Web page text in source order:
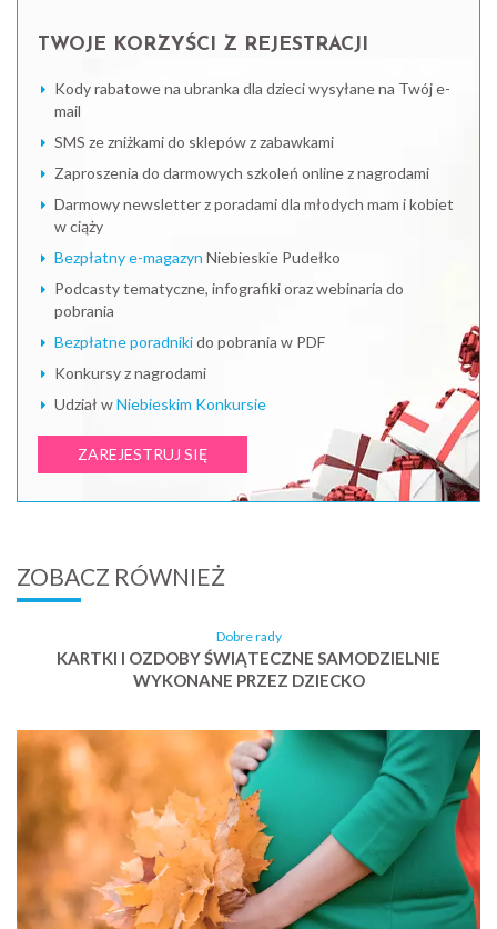
TWOJE KORZYŚCI Z REJESTRACJI
Kody rabatowe na ubranka dla dzieci wysyłane na Twój e-
mail
SMS ze zniżkami do sklepów z zabawkami
Zaproszenia do darmowych szkoleń online z nagrodami
Darmowy newsletter z poradami dla młodych mam i kobiet
w ciąży
Bezpłatny e-magazyn Niebieskie Pudełko
Podcasty tematyczne, infografiki oraz webinaria do
pobrania
Bezpłatne poradnikido pobrania w PDF
Konkursy z nagrodami
Udział wNiebieskim Konkursie
ZAREJESTRUJ SIĘ
ZOBACZ RÓWNIEŻ
Dobre rady
KARTKI I OZDOBY ŚWIĄTECZNE SAMODZIELNIE
WYKONANE PRZEZ DZIECKO